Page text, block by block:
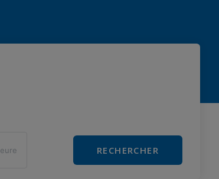
RECHERCHER